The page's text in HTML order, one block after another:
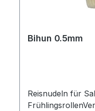
Bihun 0.5mm
Reisnudeln für